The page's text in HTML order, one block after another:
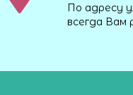
По адресу
всегда Вам